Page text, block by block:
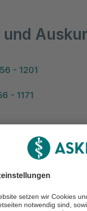
und
- 1201
- 1171
Stadtroda